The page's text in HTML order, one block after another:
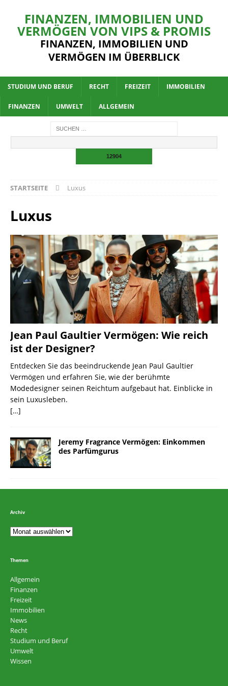
FINANZEN, IMMOBILIEN UND
VERMÖGEN VON VIPS & PROMIS
FINANZEN, IMMOBILIEN UND
VERMÖGEN IM ÜBERBLICK
STUDIUM UND BERUF RECHT FREIZEIT IMMOBILIEN
FINANZEN UMWELT ALLGEMEIN
STARTSEITE Luxus
Luxus
Jean Paul Gaultier Vermögen: Wie reich
ist der Designer?
Entdecken Sie das beeindruckende Jean Paul Gaultier
Vermögen und erfahren Sie, wie der berühmte
Modedesigner seinen Reichtum aufgebaut hat. Einblicke in
sein Luxusleben.
[…]
Jeremy Fragrance Vermögen: Einkommen
des Parfümgurus
Archiv
Themen
Allgemein
Finanzen
Freizeit
Immobilien
News
Recht
Studium und Beruf
Umwelt
Wissen